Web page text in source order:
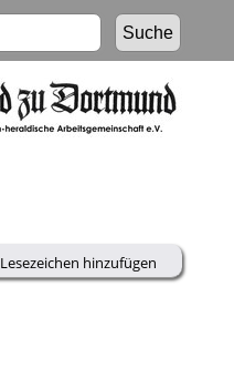
Lesezeichen hinzufügen